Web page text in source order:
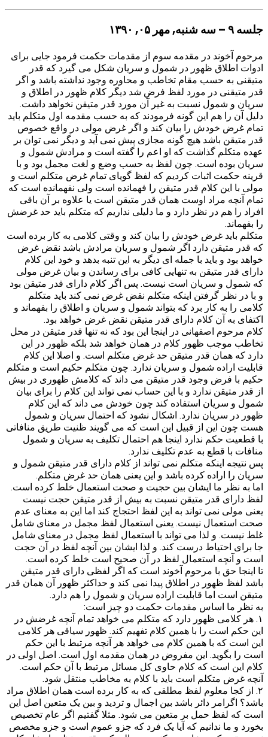
جلسه ۹ – سه شنبه, مهر ۰۵, ۱۳۹۰
مرحوم آخوند در مقدمه سوم از مقدمات حکمت فرمود جایی برای
ادوات اطلاق ظهور در شمول و سریان شکل می گیرد که قدر
متیقنی به حسب مقام تخاطب و محاوره وجود نداشته باشد و اگر
قدر متیقنی در مورد لفظ فرض شد دیگر کلام ظهور در اطلاق و
سریان و شمول نسبت به غیر آن مورد قدر متیقن نخواهد داشت.
دلیل آن را هم این گونه فرمودند که به حسب مقدمه اول متکلم باید
تمام غرض خودش را بیان کند و اگر غرض مولی در واقع خصوص
قدر متیقن باشد هیچ گونه مجازی پیش نمی آید و دیگر نمی توان بر
عهده متکلم گذاشت که او اعم را گفته است و مرادش شمول و
سریان بوده است. چون لفظ به حسب وضع و لغت مجمل بود و با
قرینه حکمت اثبات کردیم که لفظ گویای تمام غرض متکلم است و
مولی با این کلام قدر متیقن را فهمانده است ولی نفهمانده است که
تمام آنچه مراد اوست همان قدر متیقن است یا علاوه بر آن باقی
افراد را هم در نظر دارد و ما دلیلی نداریم که متکلم باید حد غرضش
را بفهماند.
متکلم باید غرض خودش را بیان کند و وقتی کلامی به کار برده است
که قدر متیقن دارد اگر شمول و سریان مرادش باشد نقض غرض
خواهد بود و باید با جمله ای دیگر به این تنبه بدهد و خود این کلام
دارای قدر متیقن به تنهایی کافی برای رساندن و بیان غرض مولی
که شمول و سریان است نیست. پس اگر کلام دارای قدر متیقن بود
و با در نظر گرفتن اینکه متکلم نقض غرض نمی کند باید متکلم
کلامی را به کار برد که بتواند شمول و سریان و اطلاق را بفهماند و
اکتفای به آن کلام دارای قدر متیقن نقض غرض خواهد بود.
کلام مرحوم اصفهانی در اینجا این بود که نه تنها قدر متیقن در محل
تخاطب موجب ظهور کلام در همان خواهد شد بلکه ظهور در این
دارد که همان قدر متیقن حد غرض متکلم است. و اصلا این کلام
قابلیت اراده شمول و سریان ندارد. چون متکلم حکیم است و متکلم
حکیم با فرض وجود قدر متیقن می داند که کلامش ظهوری در بیش
از قدر متیقن ندارد و با این حساب نمی تواند این کلام را برای بیان
شمول و سریان استفاده کند چون خودش می داند که این کلام
ظهور در سریان ندارد. اشکال نشود که احتمال سریان و شمول
هست چون این از قبیل این است که می گویند ظنیت طریق منافاتی
با قطعیت حکم ندارد اینجا هم احتمال تکلیف به سریان و شمول
منافات با قطع به عدم تکلیف ندارد.
پس نتیجه اینکه متکلم نمی تواند از کلام دارای قدر متیقن شمول و
سریان را اراده کرده باشد و این یعنی همان حد غرض متکلم.
اما به نظر ما ایشان بین حجیت و صحت استعمال خلط کرده است.
لفظ دارای قدر متیقن نسبت به بیش از قدر متیقن حجت نیست
یعنی مولی نمی تواند به این لفظ احتجاج کند اما این به معنای عدم
صحت استعمال نیست. یعنی استعمال لفظ مجمل در معنای شامل
غلط نیست. و لذا می تواند با استعمال لفظ مجمل در معنای شامل
جا برای احتیاط درست کند. و لذا ایشان بین آنچه لفظ در آن حجت
است و آنچه استعمال لفظ در آن صحیح است خلط کرده است.
تا اینجا حق با مرحوم آخوند است که اگر لفظی دارای قدر متیقن
باشد لفظ ظهور در اطلاق پیدا نمی کند و حداکثر ظهور آن همان قدر
متیقن است اما قابلیت اراده سریان و شمول را هم دارد.
به نظر ما اساس مقدمات حکمت دو چیز است:
۱. هر کلامی ظهور دارد که متکلم می خواهد تمام آنچه غرضش در
این حکم است را با همین کلام تفهیم کند. ظهور سیاقی هر کلامی
این است که با همین کلام می خواهد هر آنچه مرتبط با این حکم
است را بگوید. این مفروض در همان مقدمه اول است. اصل اولی در
کلام این است که کلام حاوی کل مسائل مرتبط با آن حکم است.
آنچه غرض متکلم است باید با کلام به مخاطب منتقل شود.
۲. از کجا معلوم لفظ مطلقی که به کار برده است همان اطلاق مراد
باشد؟ اگرامر دائر باشد بین اجمال و تردید و بین یک متعین اصل این
است که لفظ حمل بر متعین می شود. مثلا گفتیم اگر عام تخصیص
بخورد و ما ندانیم که آیا یک فرد که جزو عموم است و جزو مخصص